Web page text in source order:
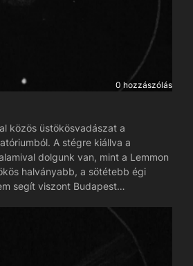
0 hozzászólás
közös üstökösvadászat a
A stégre kiállva a
dolgunk van, mint a Lemmon
halványabb, a sötétebb égi
segít viszont Budapest
maga szakasztott olyan, mint egy
gömbhalmaz. Magja diffúz, nagy,
rózsás. A mag és a kóma
szinte folyamatos az átmenet.